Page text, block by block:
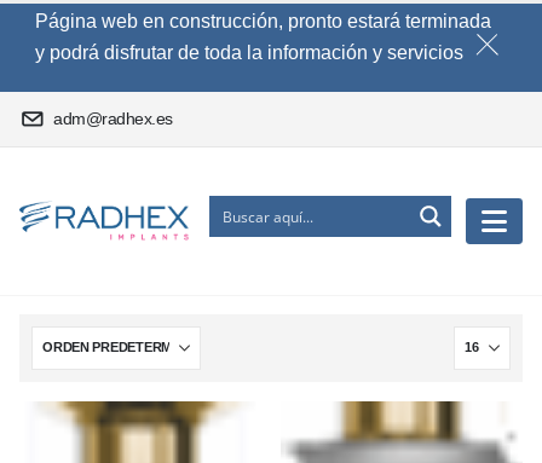
Página web en construcción, pronto estará terminada
y podrá disfrutar de toda la información y servicios
adm@radhex.es